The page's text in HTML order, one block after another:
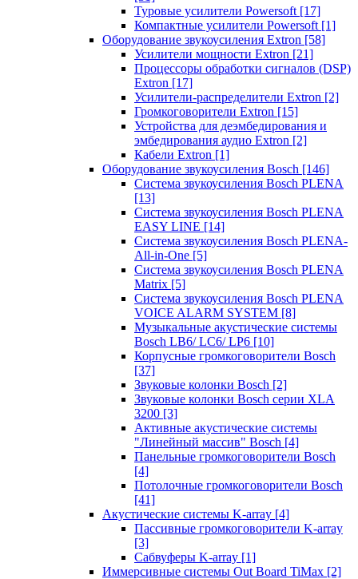
Туровые усилители Powersoft [17]
Компактные усилители Powersoft [1]
Оборудование звукоусиления Extron [58]
Усилители мощности Extron [21]
Процессоры обработки сигналов (DSP)
Extron [17]
Усилители-распределители Extron [2]
Громкоговорители Extron [15]
Устройства для деэмбедирования и
эмбедирования аудио Extron [2]
Кабели Extron [1]
Оборудование звукоусиления Bosch [146]
Система звукоусиления Bosch PLENA
[13]
Система звукоусиления Bosch PLENA
EASY LINE [14]
Система звукоусиления Bosch PLENA-
All-in-One [5]
Система звукоусиления Bosch PLENA
Matrix [5]
Система звукоусиления Bosch PLENA
VOICE ALARM SYSTEM [8]
Музыкальные акустические системы
Bosch LB6/ LC6/ LP6 [10]
Корпусные громкоговорители Bosch
[37]
Звуковые колонки Bosch [2]
Звуковые колонки Bosch серии XLA
3200 [3]
Активные акустические системы
"Линейный массив" Bosch [4]
Панельные громкоговорители Bosch
[4]
Потолочные громкоговорители Bosch
[41]
Акустические системы K-array [4]
Пассивные громкоговорители K-array
[3]
Сабвуферы K-array [1]
Иммерсивные системы Out Board TiMax [2]